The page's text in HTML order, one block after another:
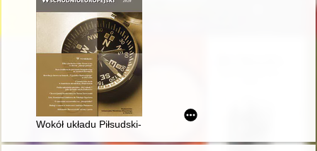
Wokół układu Piłsudski-Petlura : porozumienie w świetle